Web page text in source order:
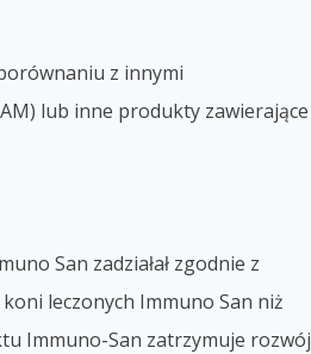
z innymi
lub inne produkty zawierające
San zadziałał zgodnie z
leczonych Immuno San niż
Immuno-San zatrzymuje rozwój